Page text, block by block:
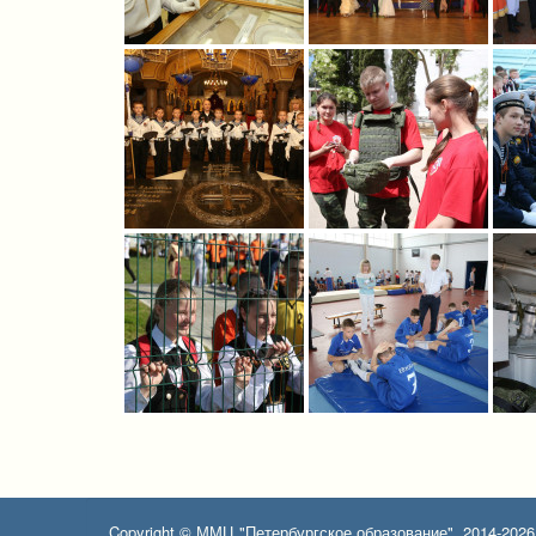
Copyright © ММЦ "Петербургское образование", 2014-